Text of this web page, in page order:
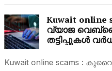
Kuwait
വ്യാജ
തട്ടിപ്പുകൾ
കേസുകൾ ,
Kuwait online scams :